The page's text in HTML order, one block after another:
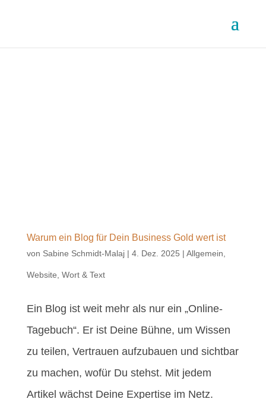
Warum ein Blog für Dein Business Gold wert ist
von Sabine Schmidt-Malaj| 4. Dez. 2025 | Allgemein
Website Wort & Text
Ein Blog ist weit mehr als nur ein „Online-
Tagebuch“. Er ist Deine Bühne, um Wissen
zu teilen, Vertrauen aufzubauen und sichtbar
zu machen, wofür Du stehst. Mit jedem
Artikel wächst Deine Expertise im Netz.